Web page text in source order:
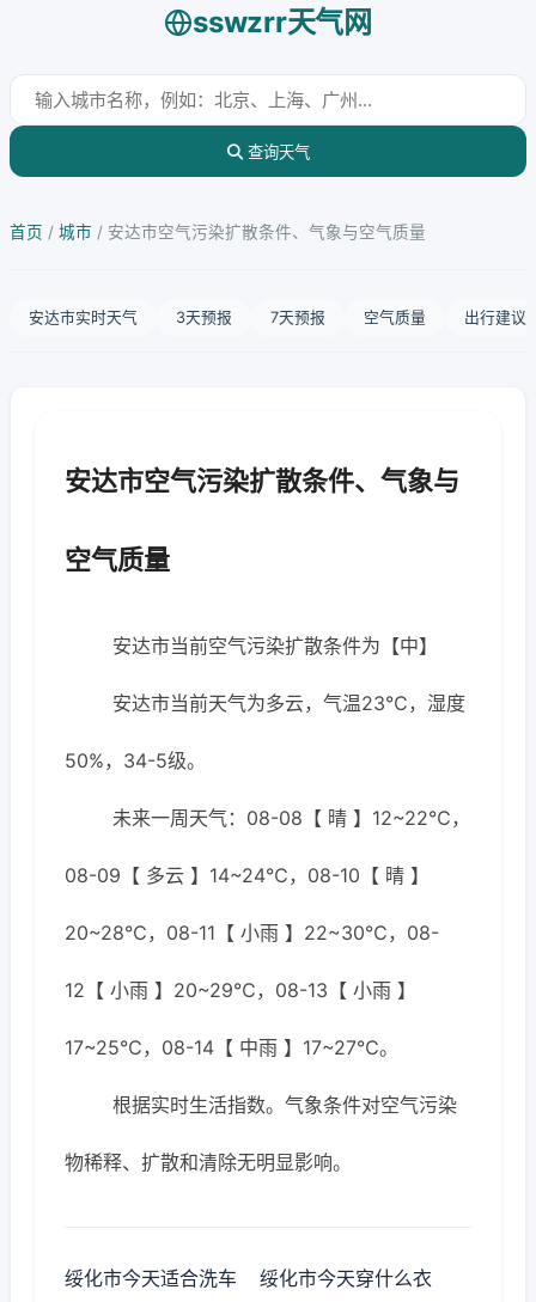
sswzrr天气网
查询天气
首页 / 城市 / 安达市空气污染扩散条件、气象与空气质量
安达市实时天气 3天预报 7天预报 空气质量 出行建议
安达市空气污染扩散条件、气象与
空气质量
安达市当前空气污染扩散条件为【中】
安达市当前天气为多云，气温23℃，湿度
50%，34-5级。
未来一周天气：08-08【 晴 】12~22℃，
08-09【 多云 】14~24℃，08-10【 晴 】
20~28℃，08-11【 小雨 】22~30℃，08-
12【 小雨 】20~29℃，08-13【 小雨 】
17~25℃，08-14【 中雨 】17~27℃。
根据实时生活指数。气象条件对空气污染
物稀释、扩散和清除无明显影响。
绥化市今天适合洗车 绥化市今天穿什么衣